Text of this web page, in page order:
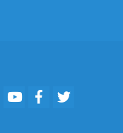
Youtube Facebook